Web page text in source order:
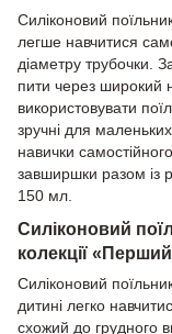
Силіконовий
легше навчитися
діаметру трубочки.
пити через широкий
використовувати
зручні для
навички
завширшки разом із
150 мл.
Силіконовий
колекції
Силіконовий
дитині легко
схожий до грудного